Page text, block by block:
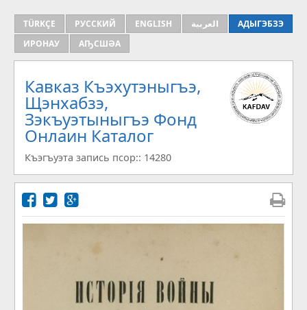
TÜRKÇE РУССКИЙ ENGLISH العربية
АДЫГЭБЗЭ
ИРОНАУ
АҦСШӘА
Кавказ Къэхутэныгъэ,
Щэнхабзэ,
Зэкъуэтыныгъэ Фонд
Онлаин Каталог
Къэгъуэта запись псор:: 14280